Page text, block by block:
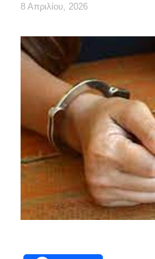
8 Απριλίου, 2026